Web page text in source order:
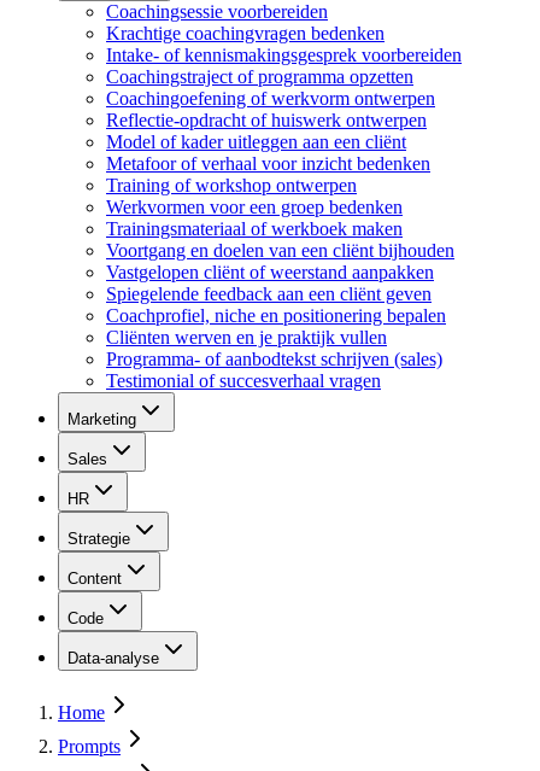
Coachingsessie voorbereiden
Krachtige coachingvragen bedenken
Intake- of kennismakingsgesprek voorbereiden
Coachingstraject of programma opzetten
Coachingoefening of werkvorm ontwerpen
Reflectie-opdracht of huiswerk ontwerpen
Model of kader uitleggen aan een cliënt
Metafoor of verhaal voor inzicht bedenken
Training of workshop ontwerpen
Werkvormen voor een groep bedenken
Trainingsmateriaal of werkboek maken
Voortgang en doelen van een cliënt bijhouden
Vastgelopen cliënt of weerstand aanpakken
Spiegelende feedback aan een cliënt geven
Coachprofiel, niche en positionering bepalen
Cliënten werven en je praktijk vullen
Programma- of aanbodtekst schrijven (sales)
Testimonial of succesverhaal vragen
Marketing
Sales
HR
Strategie
Content
Code
Data-analyse
Home
Prompts